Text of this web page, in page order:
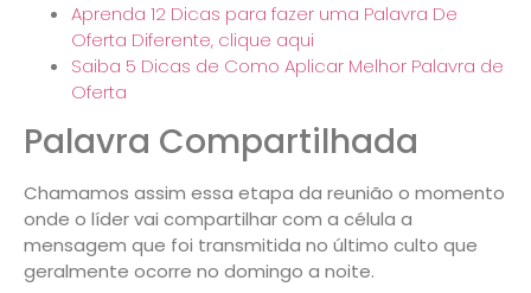
Aprenda 12 Dicas para fazer uma Palavra De
Oferta Diferente, clique aqui
Saiba 5 Dicas de Como Aplicar Melhor Palavra de
Oferta
Palavra Compartilhada
Chamamos assim essa etapa da reunião o momento
onde o líder vai compartilhar com a célula a
mensagem que foi transmitida no último culto que
geralmente ocorre no domingo a noite.